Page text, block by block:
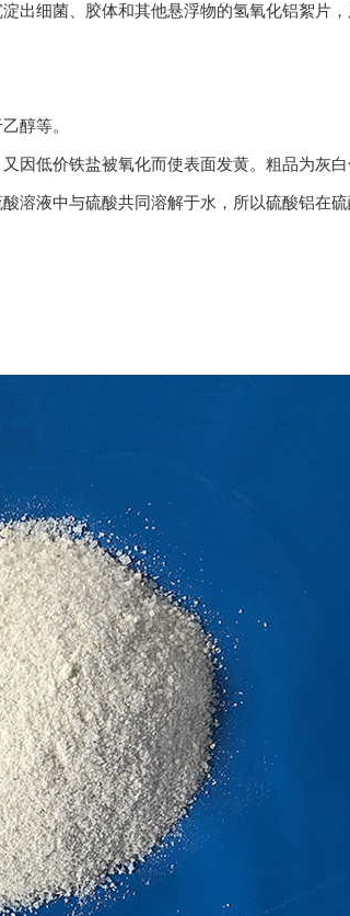
出细菌、胶体和其他悬浮物的氢氧化铝絮片
醇等。
因低价铁盐被氧化而使表面发黄。粗品为灰白
溶液中与硫酸共同溶解于水，所以硫酸铝在